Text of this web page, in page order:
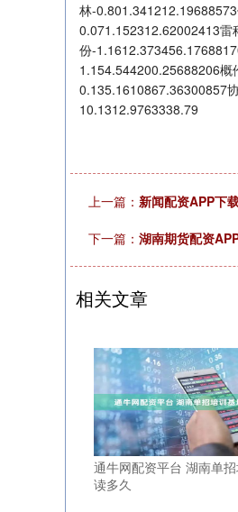
林-
0.071.152312.62002413
份-
1.154.544200.25688206
0.135.1610867.36300857
10.1312.9763338.79
上一篇： 新闻配资APP下
下一篇： 湖南期货配资
相关文章
通牛网配资平台 湖南单
读多久